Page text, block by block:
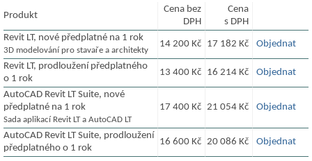
Produkt
Cena bez
DPH
Cena
s DPH
Revit LT, nové předplatné na 1 rok
3D modelování pro stavaře a architekty
14 200 Kč 17 182 Kč Objednat
Revit LT, prodloužení předplatného
o 1 rok
13 400 Kč 16 214 Kč Objednat
AutoCAD Revit LT Suite, nové
předplatné na 1 rok
Sada aplikací Revit LT a AutoCAD LT
17 400 Kč 21 054 Kč Objednat
AutoCAD Revit LT Suite, prodloužení
předplatného o 1 rok
16 600 Kč 20 086 Kč Objednat